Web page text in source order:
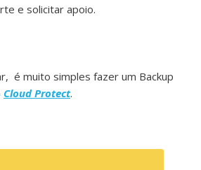
e solicitar apoio.
é muito simples fazer um Backup
Cloud Protect.